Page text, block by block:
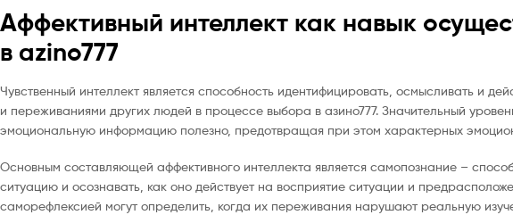
Аффективный интеллект как навык
в azino777
Чувственный интеллект является способность идентифицировать, осмысливать и
и переживаниями других людей в процессе выбора в азино777. Значительный
эмоциональную информацию полезно, предотвращая при этом характерных
Основным составляющей аффективного интеллекта является самопознание –
ситуацию и осознавать, как оно действует на восприятие ситуации и
саморефлексией могут определить, когда их переживания нарушают реальную